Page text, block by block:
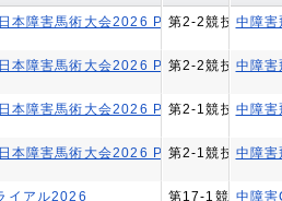
本障害馬術大会2026 PartⅡ第2-2競技 中障
本障害馬術大会2026 PartⅡ第2-2競技 中障
本障害馬術大会2026 PartⅡ第2-1競技 中障
本障害馬術大会2026 PartⅡ第2-1競技 中障
イアル2026 第17-1競技中障